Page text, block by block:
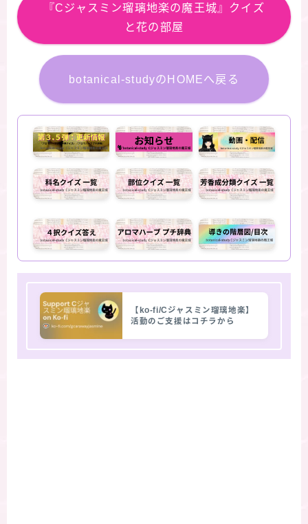
『Cジャスミン瑠璃地楽の魔王城』クイズ
と花の部屋
botanical-studyのHOMEへ戻る
【ko-fi/Cジャスミン瑠璃地楽】
活動のご支援はコチラから